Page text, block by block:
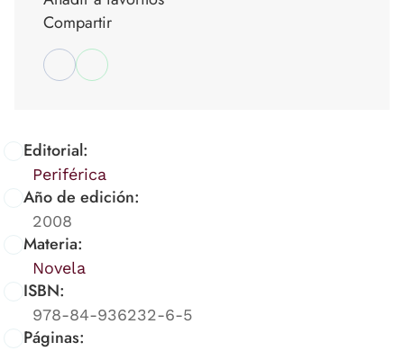
Editorial:
Periférica
Año de edición:
2008
Materia:
Novela
ISBN:
978-84-936232-6-5
Páginas:
Compartir